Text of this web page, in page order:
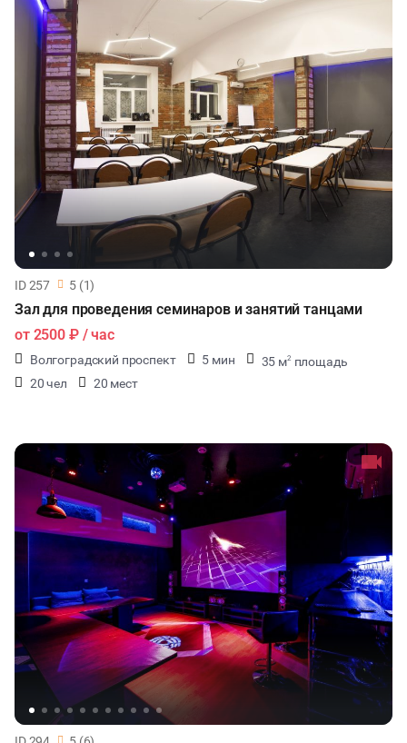
ID 257 5 (1)
Зал для проведения семинаров и занятий танцами
от 2500 ₽/ час
Волгоградский проспект 5 мин 35 м2 площадь
20 чел
20 мест